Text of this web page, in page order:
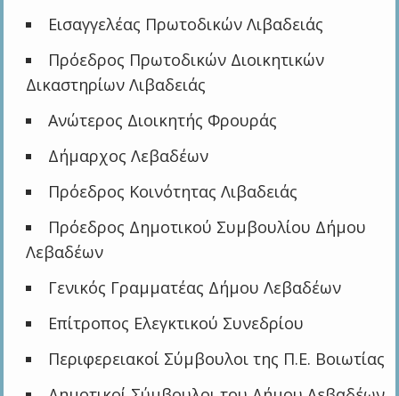
Εισαγγελέας Πρωτοδικών Λιβαδειάς
Πρόεδρος Πρωτοδικών Διοικητικών
Δικαστηρίων Λιβαδειάς
Ανώτερος Διοικητής Φρουράς
Δήμαρχος Λεβαδέων
Πρόεδρος Κοινότητας Λιβαδειάς
Πρόεδρος Δημοτικού Συμβουλίου Δήμου
Λεβαδέων
Γενικός Γραμματέας Δήμου Λεβαδέων
Επίτροπος Ελεγκτικού Συνεδρίου
Περιφερειακοί Σύμβουλοι της Π.Ε. Βοιωτίας